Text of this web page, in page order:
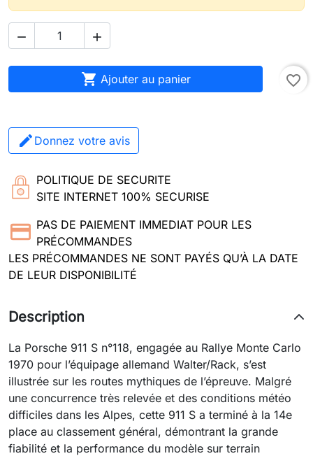
 
 Ajouter au panier favorite_border
Donnez votre avis
POLITIQUE DE SECURITE
SITE INTERNET 100% SECURISE
PAS DE PAIEMENT IMMEDIAT POUR LES
PRÉCOMMANDES
LES PRÉCOMMANDES NE SONT PAYÉS QU’À LA DATE
DE LEUR DISPONIBILITÉ
Description
La Porsche 911 S n°118, engagée au Rallye Monte Carlo
1970 pour l’équipage allemand Walter/Rack, s’est
illustrée sur les routes mythiques de l’épreuve. Malgré
une concurrence très relevée et des conditions météo
difficiles dans les Alpes, cette 911 S a terminé à la 14e
place au classement général, démontrant la grande
fiabilité et la performance du modèle sur terrain